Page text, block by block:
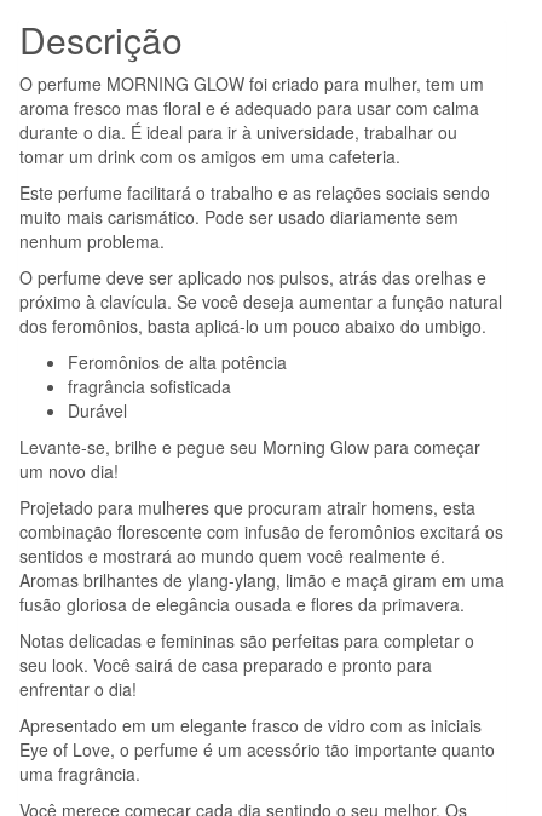
PHR
PARFUM
DELUXE
50
ML
-
MORNING
GLOW
Descrição
O perfume MORNING GLOW foi criado para mulher, tem um
aroma fresco mas floral e é adequado para usar com calma
durante o dia. É ideal para ir à universidade, trabalhar ou
tomar um drink com os amigos em uma cafeteria.
Este perfume facilitará o trabalho e as relações sociais sendo
muito mais carismático. Pode ser usado diariamente sem
nenhum problema.
O perfume deve ser aplicado nos pulsos, atrás das orelhas e
próximo à clavícula. Se você deseja aumentar a função natural
dos feromônios, basta aplicá-lo um pouco abaixo do umbigo.
Feromônios de alta potência
fragrância sofisticada
Durável
Levante-se, brilhe e pegue seu Morning Glow para começar
um novo dia!
Projetado para mulheres que procuram atrair homens, esta
combinação florescente com infusão de feromônios excitará os
sentidos e mostrará ao mundo quem você realmente é.
Aromas brilhantes de ylang-ylang, limão e maçã giram em uma
fusão gloriosa de elegância ousada e flores da primavera.
Notas delicadas e femininas são perfeitas para completar o
seu look. Você sairá de casa preparado e pronto para
enfrentar o dia!
Apresentado em um elegante frasco de vidro com as iniciais
Eye of Love, o perfume é um acessório tão importante quanto
uma fragrância.
Você merece começar cada dia sentindo o seu melhor. Os